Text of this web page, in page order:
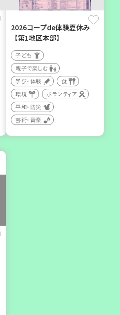
大人向け
学び・体験
2026コープde体験夏休み
【第1地区本部】
子ども
親子で楽しむ
学び・体験
食
環境
ボランティア
平和・防災
芸術・音楽